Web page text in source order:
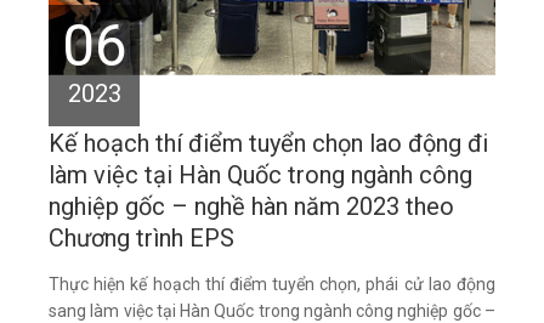
06
2023
Kế hoạch thí điểm tuyển chọn lao động đi
làm việc tại Hàn Quốc trong ngành công
nghiệp gốc – nghề hàn năm 2023 theo
Chương trình EPS
Thực hiện kế hoạch thí điểm tuyển chọn, phái cử lao động
sang làm việc tại Hàn Quốc trong ngành công nghiệp gốc –